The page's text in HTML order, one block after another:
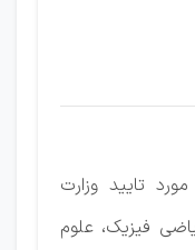
تایید وزارت
فیزیک، علوم